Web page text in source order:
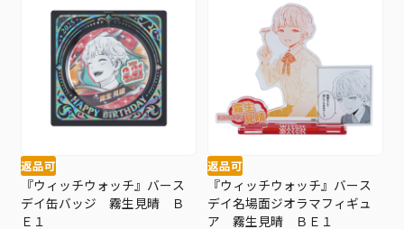
返品可
『ウィッチウォッチ』バース
デイ缶バッジ 霧生見晴 Ｂ
Ｅ１
返品可
『ウィッチウォッチ』バース
デイ名場面ジオラマフィギュ
ア 霧生見晴 ＢＥ１